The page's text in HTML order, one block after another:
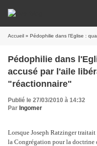
Accueil » Pédophilie dans l'Eglise : quand le
Pédophilie dans
accusé par l'aile
"réactionnaire"
Publié le 27/03/2010 à 14:32
Par Ingomer
Lorsque Joseph Ratzinger traitait
la Congrégation pour la doctrine